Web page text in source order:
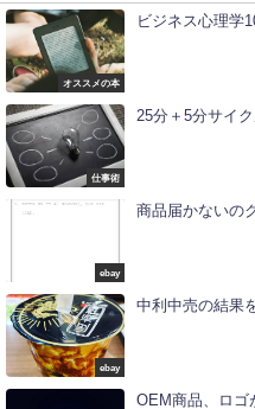
オススメの本
ビジネス心理学
仕事術
25分＋5分サイ
ebay
商品届かないの
ebay
中利中売の結果
OEM商品、ロゴ